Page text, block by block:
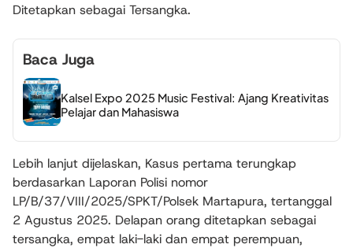
Ditetapkan sebagai Tersangka.
Baca Juga
Kalsel Expo 2025 Music Festival: Ajang Kreativitas
Pelajar dan Mahasiswa
Lebih lanjut dijelaskan, Kasus pertama terungkap
berdasarkan Laporan Polisi nomor
LP/B/37/VIII/2025/SPKT/Polsek Martapura, tertanggal
2 Agustus 2025. Delapan orang ditetapkan sebagai
tersangka, empat laki-laki dan empat perempuan,